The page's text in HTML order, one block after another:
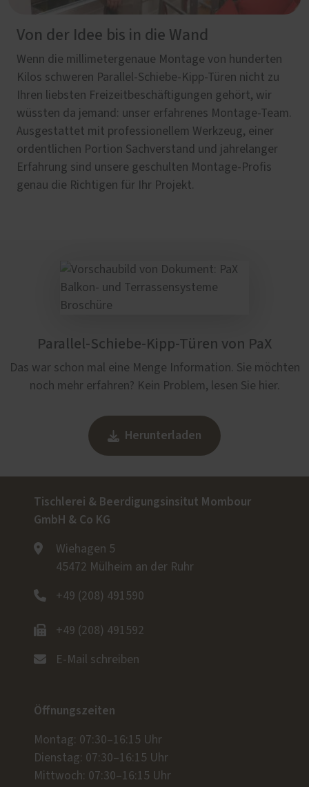
Von der Idee bis in die Wand
Wenn die millimetergenaue Montage von hunderten
Kilos schweren Parallel-Schiebe-Kipp-Türen nicht zu
Ihren liebsten Freizeitbeschäftigungen gehört, wir
wüssten da jemand: unser erfahrenes Montage-Team.
Ausgestattet mit professionellem Werkzeug, einer
ordentlichen Portion Sachverstand und jahrelanger
Erfahrung sind unsere geschulten Montage-Profis
genau die Richtigen für Ihr Projekt.
Parallel-Schiebe-Kipp-Türen von PaX
Das war schon mal eine Menge Information. Sie möchten
noch mehr erfahren? Kein Problem, lesen Sie hier.
Herunterladen
Tischlerei & Beerdigungsinsitut Mombour
GmbH & Co KG
Wiehagen 5
45472 Mülheim an der Ruhr
+49 (208) 491590
+49 (208) 491592
E-Mail schreiben
Öffnungszeiten
Montag: 07:30–16:15 Uhr
Dienstag: 07:30–16:15 Uhr
Mittwoch: 07:30–16:15 Uhr